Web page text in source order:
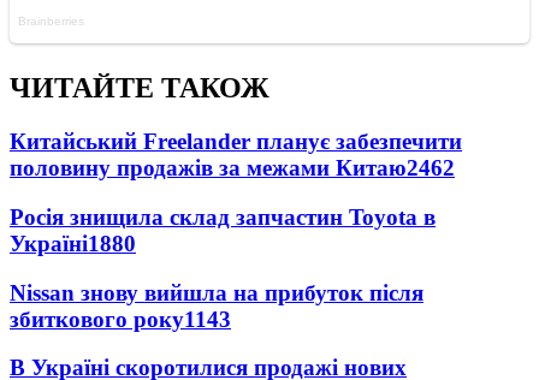
ЧИТАЙТЕ ТАКОЖ
Китайський Freelander планує забезпечити
половину продажів за межами Китаю2462
Росія знищила склад запчастин Toyota в
Україні1880
Nissan знову вийшла на прибуток після
збиткового року1143
В Україні скоротилися продажі нових